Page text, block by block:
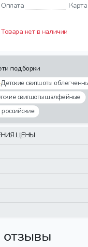
Оплата
Товара нет в наличии
подборки
Детские свитшоты
свитшоты шалфейные
ЦЕНЫ
отзывы